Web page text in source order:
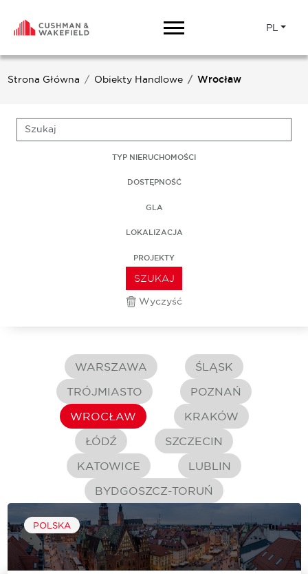
PL
Strona Główna Obiekty Handlowe Wrocław
TYP NIERUCHOMOŚCI
DOSTĘPNOŚĆ
GLA
LOKALIZACJA
PROJEKTY
SZUKAJ
Wyczyść
WARSZAWA
ŚLĄSK
TRÓJMIASTO
POZNAŃ
WROCŁAW
KRAKÓW
ŁÓDŹ
SZCZECIN
KATOWICE
LUBLIN
BYDGOSZCZ-TORUŃ
POLSKA